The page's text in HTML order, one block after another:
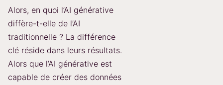
Alors, en quoi l’AI générative
diffère-t-elle de l’AI
traditionnelle ? La différence
clé réside dans leurs résultats.
Alors que l’AI générative est
capable de créer des données